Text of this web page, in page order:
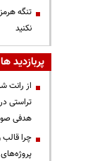
تنگه
نکنید
پربازدید ها
از رانت‌
تراستی
هدفی
چرا